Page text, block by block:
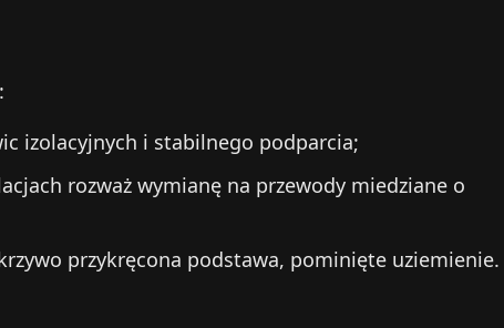
izolacyjnych i stabilnego podparcia;
rozważ wymianę na przewody miedziane o
przykręcona podstawa, pominięte uziemienie.